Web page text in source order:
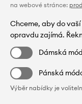
na webové stránce:
Chceme, aby do
opravdu zajímá.
Dámská
Pánská
Výběr nabídky je